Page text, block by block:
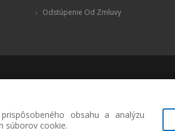
Odstúpenie Od Zmluvy
obsahu a analýzu
súborov cookie.